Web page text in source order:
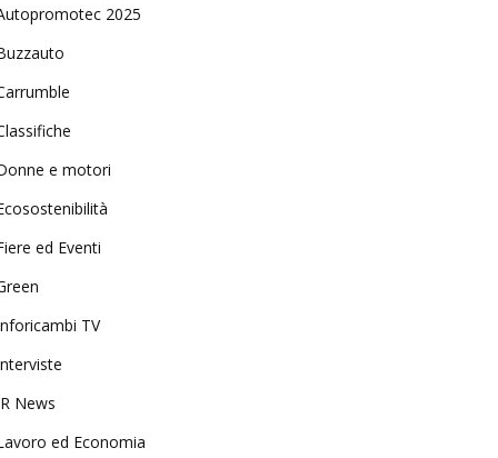
2025
e motori
ed Eventi
TV
News
ed Economia